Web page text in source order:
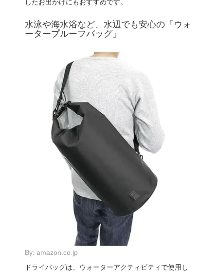
したお出かけにもおすすめです。
水泳や海水浴など、水辺でも安心の「ウォ
ータープルーフバッグ」
By: amazon.co.jp
ドライバッグは、ウォーターアクティビティで使用し